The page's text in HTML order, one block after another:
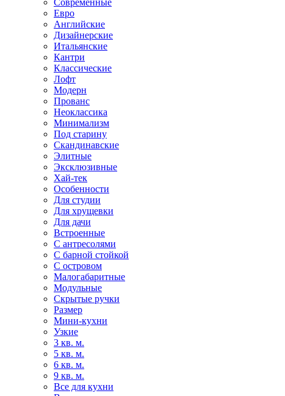
Евро
Английские
Дизайнерские
Итальянские
Кантри
Классические
Лофт
Модерн
Прованс
Неоклассика
Минимализм
Под старину
Скандинавские
Элитные
Эксклюзивные
Хай-тек
Особенности
Для студии
Для хрущевки
Для дачи
Встроенные
С антресолями
С барной стойкой
С островом
Малогабаритные
Модульные
Скрытые ручки
Размер
Мини-кухни
Узкие
3 кв. м.
5 кв. м.
6 кв. м.
9 кв. м.
Все для кухни